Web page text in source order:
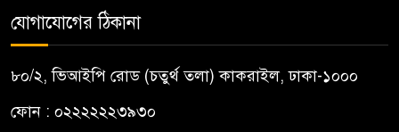
যোগাযোগের ঠিকানা
৮০/২, ভিআইপি রোড (চতুর্থ তলা) কাকরাইল, ঢাকা-১০০০
ফোন : ০২২২২২২৩৯৩০